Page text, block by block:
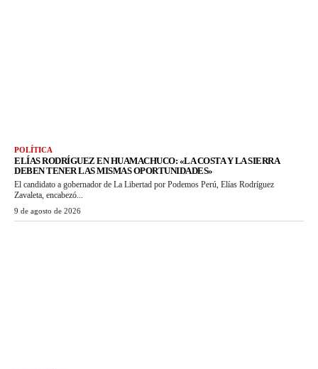
POLÍTICA
ELÍAS RODRÍGUEZ EN HUAMACHUCO: «LA COSTA Y LA SIERRA
DEBEN TENER LAS MISMAS OPORTUNIDADES»
El candidato a gobernador de La Libertad por Podemos Perú, Elías Rodríguez
Zavaleta, encabezó...
9 de agosto de 2026